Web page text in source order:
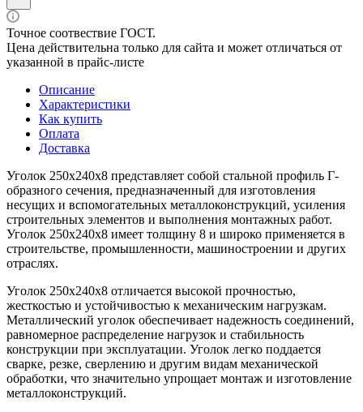
Точное соотвествие ГОСТ.
Цена действительна только для сайта и может отличаться от
указанной в прайс-листе
Описание
Характеристики
Как купить
Оплата
Доставка
Уголок 250х240х8 представляет собой стальной профиль Г-
образного сечения, предназначенный для изготовления
несущих и вспомогательных металлоконструкций, усиления
строительных элементов и выполнения монтажных работ.
Уголок 250х240х8 имеет толщину 8 и широко применяется в
строительстве, промышленности, машиностроении и других
отраслях.
Уголок 250х240х8 отличается высокой прочностью,
жесткостью и устойчивостью к механическим нагрузкам.
Металлический уголок обеспечивает надежность соединений,
равномерное распределение нагрузок и стабильность
конструкции при эксплуатации. Уголок легко поддается
сварке, резке, сверлению и другим видам механической
обработки, что значительно упрощает монтаж и изготовление
металлоконструкций.